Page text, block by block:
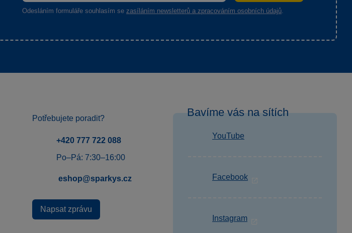
Odesláním formuláře souhlasím se zasíláním newsletterů a zpracováním osobních údajů
Potřebujete poradit?
+420 777 722 088
Po–Pá: 7:30–16:00
eshop@sparkys.cz
Napsat zprávu
Bavíme vás na sítích
YouTube
Facebook
Instagram